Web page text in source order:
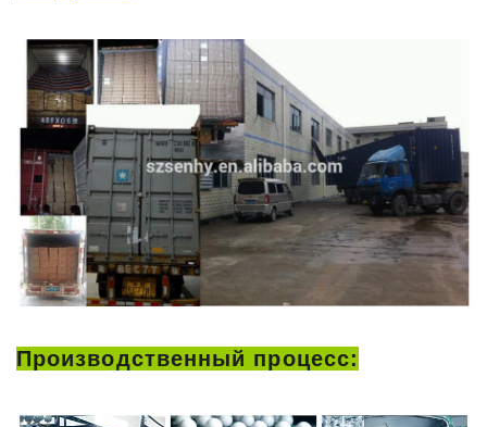
Производственный процесс: